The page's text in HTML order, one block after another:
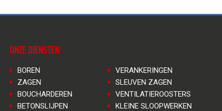
ONZE DIENSTEN
BOREN
ZAGEN
BOUCHARDEREN
BETONSLIJPEN
VERANKERINGEN
SLEUVEN ZAGEN
VENTILATIEROOSTERS
KLEINE SLOOPWERKEN